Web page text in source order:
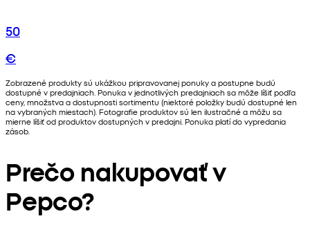
50
€
Zobrazené produkty sú ukážkou pripravovanej ponuky a postupne budú
dostupné v predajniach. Ponuka v jednotlivých predajniach sa môže líšiť podľa
ceny, množstva a dostupnosti sortimentu (niektoré položky budú dostupné len
na vybraných miestach). Fotografie produktov sú len ilustračné a môžu sa
mierne líšiť od produktov dostupných v predajni. Ponuka platí do vypredania
zásob.
Prečo nakupovať v
Pepco?